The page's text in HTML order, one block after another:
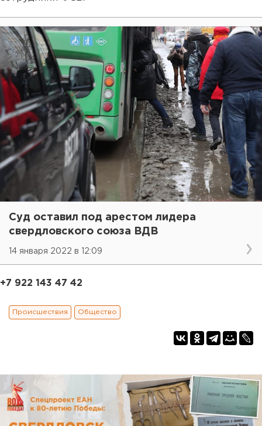
Суд оставил под арестом лидера
свердловского союза ВДВ
14 января 2022 в 12:09
+7 922 143 47 42
Происшествия Общество